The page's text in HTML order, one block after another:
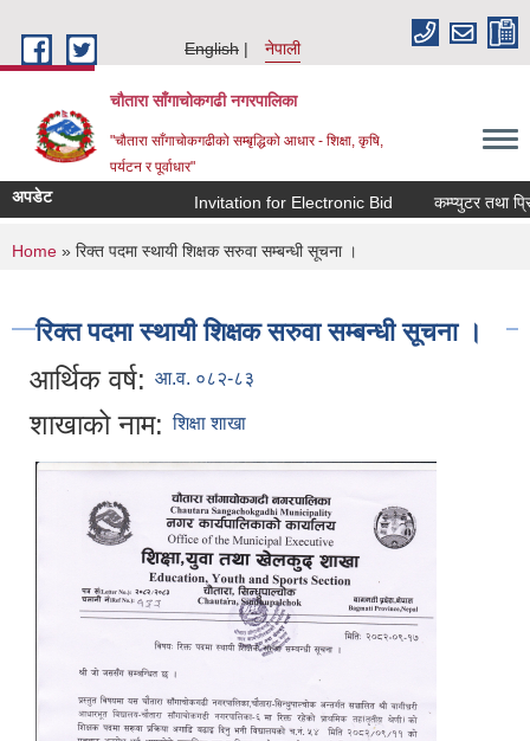
English
नेपाली
चौतारा साँगाचोकगढी नगरपालिका
"चौतारा साँगाचोकगढीको सम्बृद्धिको आधार - शिक्षा, कृषि,
पर्यटन र पूर्वाधार"
अपडेट Invitation for Electronic Bid कम्प्युटर तथा
You are here
Home » रिक्त पदमा स्थायी शिक्षक सरुवा सम्बन्धी सूचना ।
रिक्त पदमा स्थायी शिक्षक सरुवा सम्बन्धी सूचना ।
आर्थिक वर्ष: आ.व. ०८२-८३
शाखाको नाम: शिक्षा शाखा